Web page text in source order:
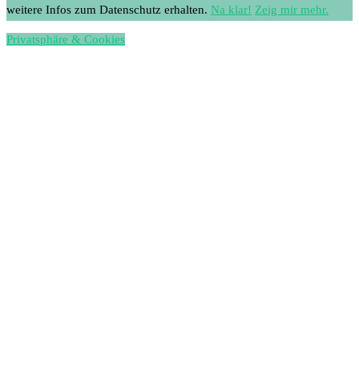
weitere Infos zum Datenschutz erhalten. Na klar! Zeig mir mehr.
Privatsphäre & Cookies